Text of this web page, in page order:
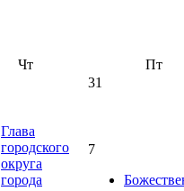
Чт
Пт
31
Глава
городского
округа
города
7